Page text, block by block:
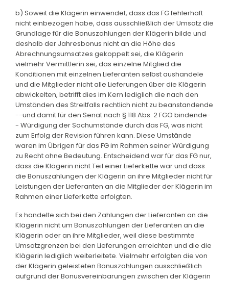
b) Soweit die Klägerin einwendet, dass das FG fehlerhaft
nicht einbezogen habe, dass ausschließlich der Umsatz die
Grundlage für die Bonuszahlungen der Klägerin bilde und
deshalb der Jahresbonus nicht an die Höhe des
Abrechnungsumsatzes gekoppelt sei, die Klägerin
vielmehr Vermittlerin sei, das einzelne Mitglied die
Konditionen mit einzelnen Lieferanten selbst aushandele
und die Mitglieder nicht alle Lieferungen über die Klägerin
abwickelten, betrifft dies im Kern lediglich die nach den
Umständen des Streitfalls rechtlich nicht zu beanstandende
--und damit für den Senat nach § 118 Abs. 2 FGO bindende-
- Würdigung der Sachumstände durch das FG, was nicht
zum Erfolg der Revision führen kann. Diese Umstände
waren im Übrigen für das FG im Rahmen seiner Würdigung
zu Recht ohne Bedeutung. Entscheidend war für das FG nur,
dass die Klägerin nicht Teil einer Lieferkette war und dass
die Bonuszahlungen der Klägerin an ihre Mitglieder nicht für
Leistungen der Lieferanten an die Mitglieder der Klägerin im
Rahmen einer Lieferkette erfolgten.
Es handelte sich bei den Zahlungen der Lieferanten an die
Klägerin nicht um Bonuszahlungen der Lieferanten an die
Klägerin oder an ihre Mitglieder, weil diese bestimmte
Umsatzgrenzen bei den Lieferungen erreichten und die die
Klägerin lediglich weiterleitete. Vielmehr erfolgten die von
der Klägerin geleisteten Bonuszahlungen ausschließlich
aufgrund der Bonusvereinbarungen zwischen der Klägerin